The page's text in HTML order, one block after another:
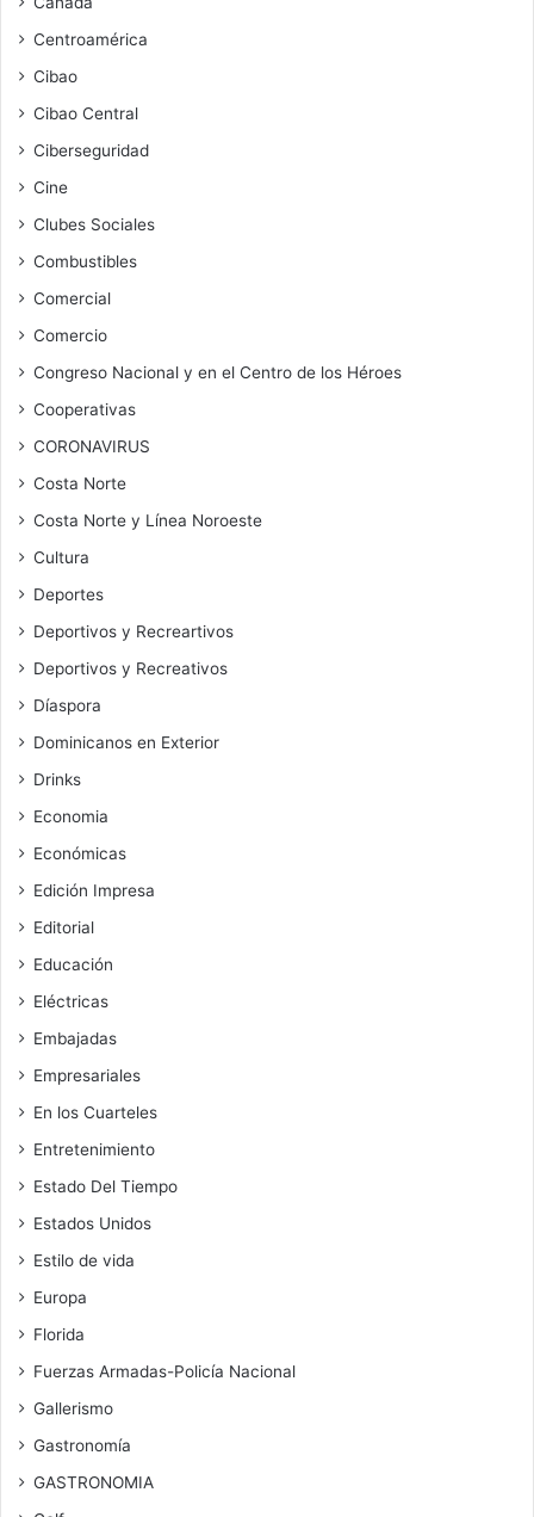
Centroamérica
Cibao
Cibao Central
Ciberseguridad
Cine
Clubes Sociales
Combustibles
Comercial
Comercio
Congreso Nacional y en el Centro de los Héroes
Cooperativas
CORONAVIRUS
Costa Norte
Costa Norte y Línea Noroeste
Cultura
Deportes
Deportivos y Recreartivos
Deportivos y Recreativos
Díaspora
Dominicanos en Exterior
Drinks
Economia
Económicas
Edición Impresa
Editorial
Educación
Eléctricas
Embajadas
Empresariales
En los Cuarteles
Entretenimiento
Estado Del Tiempo
Estados Unidos
Estilo de vida
Europa
Florida
Fuerzas Armadas-Policía Nacional
Gallerismo
Gastronomía
GASTRONOMIA